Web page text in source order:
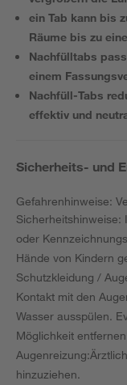
ein Tab kann bis
Räume bis zu
Nachfülltabs
einem
Nachfüll-Tabs
effektiv und
Sicherheits- und
Gefahrenhinweise:
Sicherheitshinweise:
oder
Hände von Kindern
Schutzkleidung /
Kontakt mit den
Wasser ausspülen.
Möglichkeit
hinzuziehen.